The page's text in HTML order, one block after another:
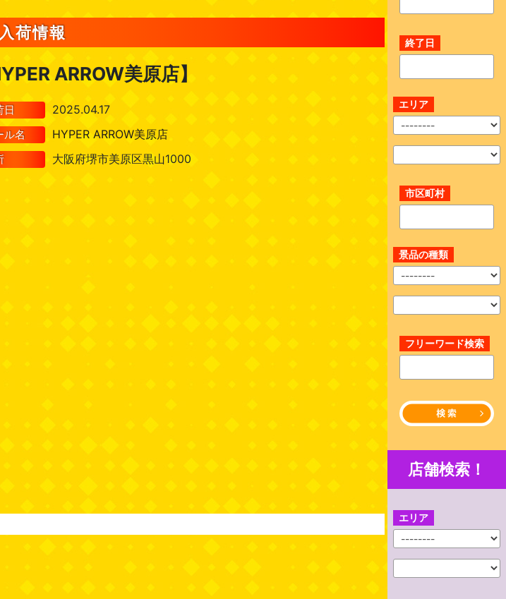
入荷情報
ARROW美原店】
日 2025.04.17
ル名 HYPER ARROW美原店
大阪府堺市美原区黒山1000
終了日
エリア
市区町村
景品の種類
フリーワード検索
店舗検索！
エリア